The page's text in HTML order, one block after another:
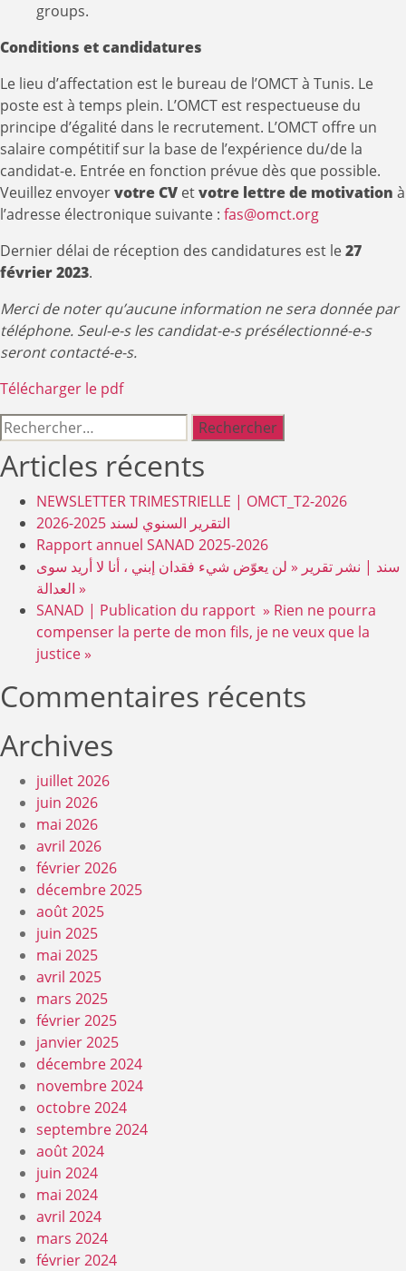
groups.
Conditions et candidatures
Le lieu d’affectation est le bureau de l’OMCT à Tunis. Le
poste est à temps plein. L’OMCT est respectueuse du
principe d’égalité dans le recrutement. L’OMCT offre un
salaire compétitif sur la base de l’expérience du/de la
candidat-e. Entrée en fonction prévue dès que possible.
Veuillez envoyervotre CV etvotre lettre de motivation à
l’adresse électronique suivante : fas@omct.org
Dernier délai de réception des candidatures est le27
février 2023.
Merci de noter qu’aucune information ne sera donnée par
téléphone. Seul-e-s les candidat-e-s présélectionné-e-s
seront contacté-e-s.
Télécharger le pdf
Rechercher :
Articles récents
NEWSLETTER TRIMESTRIELLE | OMCT_T2-2026
التقرير السنوي لسند 2025-2026
Rapport annuel SANAD 2025-2026
سند | نشر تقرير « لن يعوّض شيء فقدان إبني ، أنا لا أريد سوى
العدالة »
SANAD | Publication du rapport » Rien ne pourra
compenser la perte de mon fils, je ne veux que la
justice »
Commentaires récents
Archives
juillet 2026
juin 2026
mai 2026
avril 2026
février 2026
décembre 2025
août 2025
juin 2025
mai 2025
avril 2025
mars 2025
février 2025
janvier 2025
décembre 2024
novembre 2024
octobre 2024
septembre 2024
août 2024
juin 2024
mai 2024
avril 2024
mars 2024
février 2024